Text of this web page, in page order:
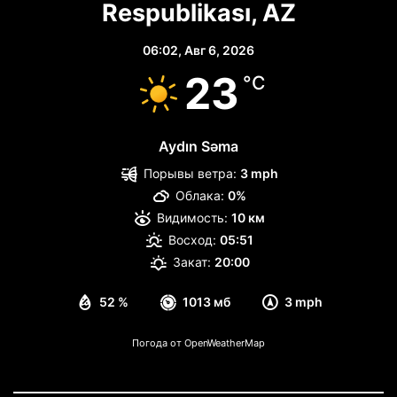
Respublikası, AZ
06:02, Авг 6, 2026
23 °C
Aydın Səma
52 % 1013 мб 3 mph
Порывы ветра: 3 mph
Облака: 0%
Видимость: 10 км
Восход: 05:51
Закат: 20:00
Погода от OpenWeatherMap